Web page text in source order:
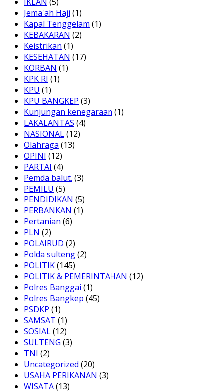
Jema'ah Haji (1)
Kapal Tenggelam (1)
KEBAKARAN (2)
Keistrikan (1)
KESEHATAN (17)
KORBAN (1)
KPK RI (1)
KPU (1)
KPU BANGKEP (3)
Kunjungan kenegaraan (1)
LAKALANTAS (4)
NASIONAL(12)
Olahraga (13)
OPINI (12)
PARTAI (4)
Pemda balut. (3)
PEMILU (5)
PENDIDIKAN (5)
PERBANKAN (1)
Pertanian (6)
PLN (2)
POLAIRUD (2)
Polda sulteng(2)
POLITIK(145)
POLITIK & PEMERINTAHAN (12)
Polres Banggai (1)
Polres Bangkep (45)
PSDKP (1)
SAMSAT (1)
SOSIAL(12)
SULTENG (3)
TNI (2)
Uncategorized (20)
USAHA PERIKANAN (3)
WISATA(13)